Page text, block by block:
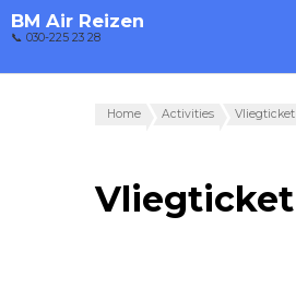
BM Air Reizen
📞 030-225 23 28
Home Activities Vliegticket
Vliegticket